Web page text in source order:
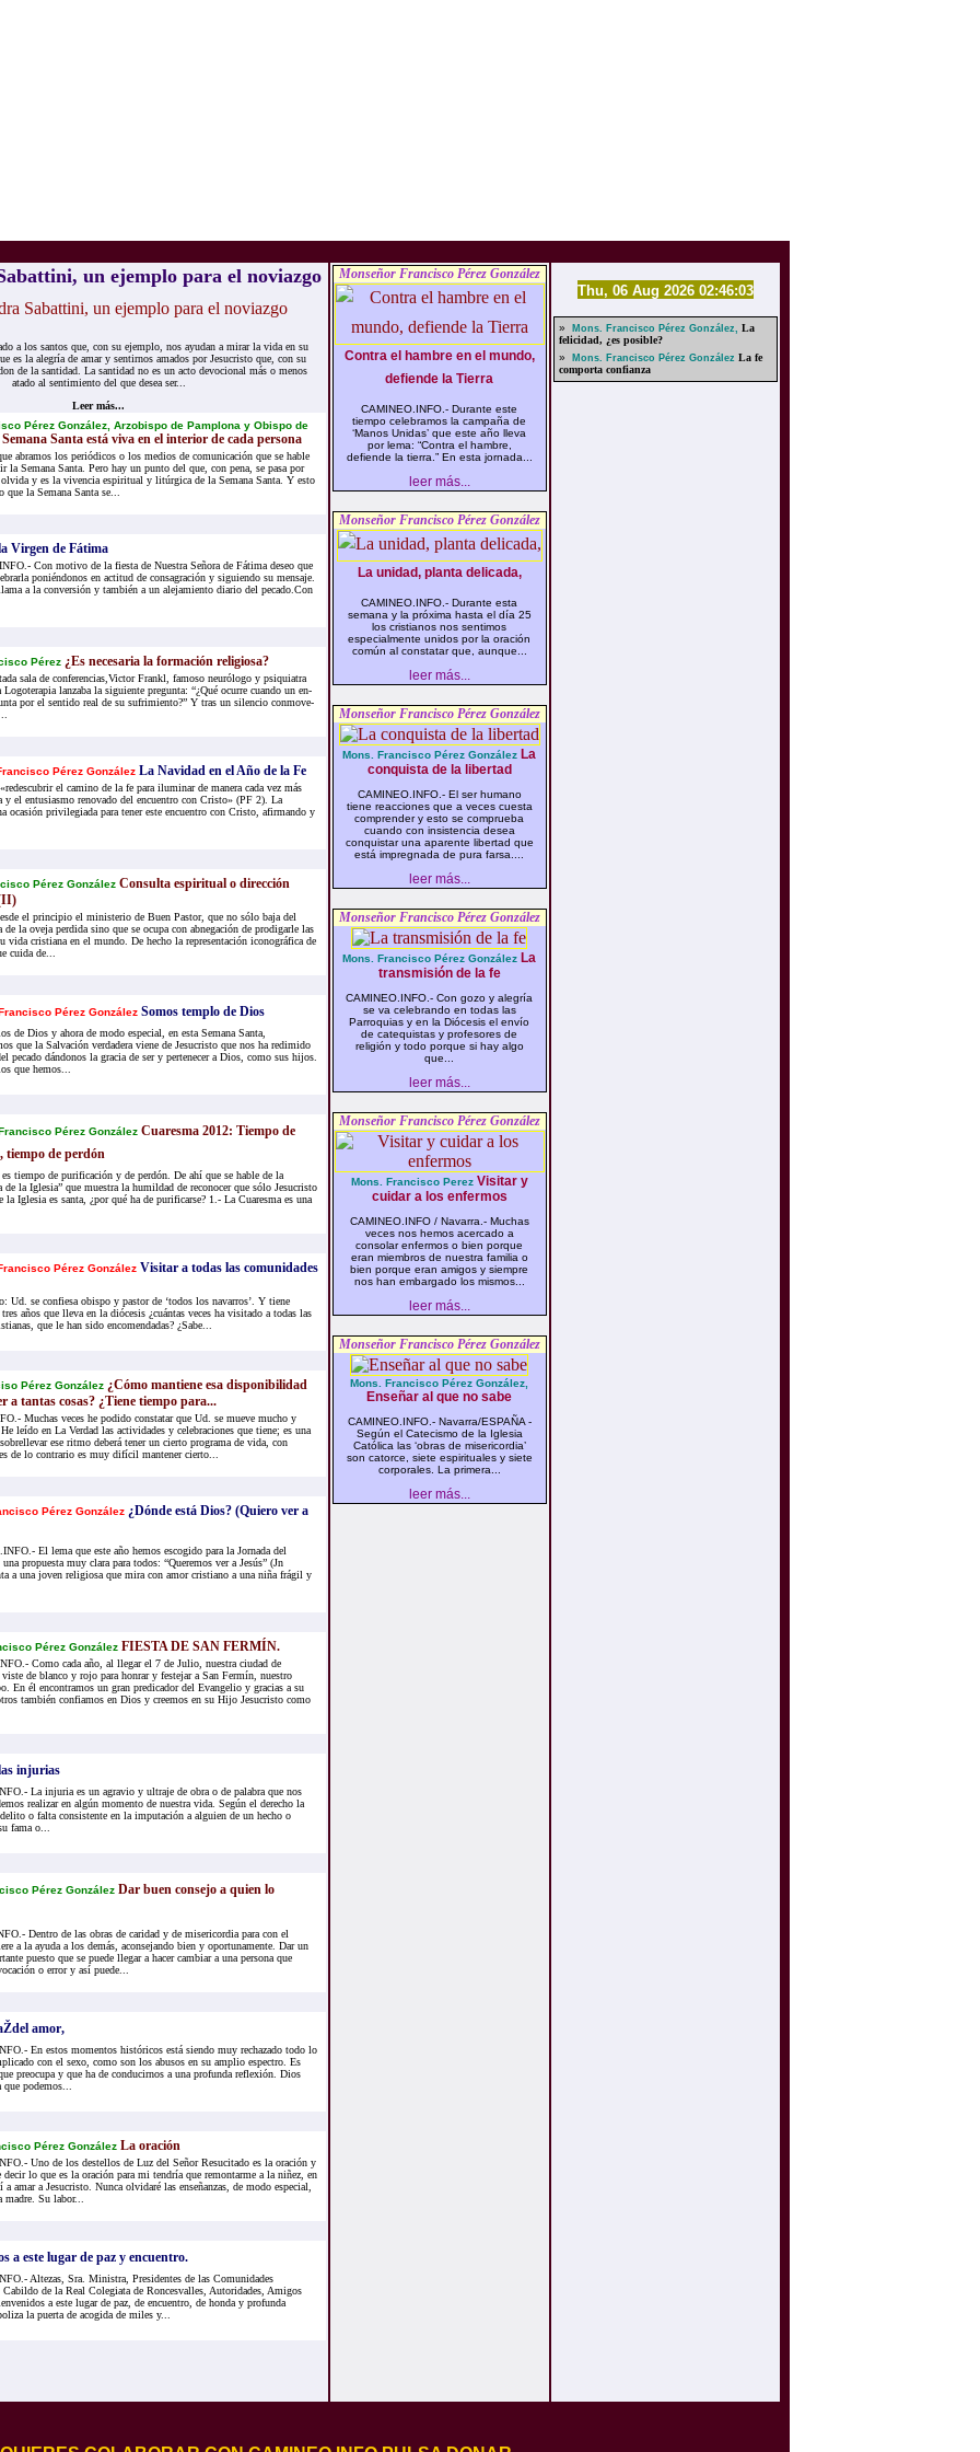
un ejemplo para el noviazgo
a los santos que, con su ejemplo, nos ayudan a mirar la vida en su
es la alegría de amar y sentirnos amados por Jesucristo que, con su
de la santidad. La santidad no es un acto devocional más o menos
atado al sentimiento del que desea ser...
Leer más...
Pérez González, Arzobispo de Pamplona y Obispo de
Santa está viva en el interior de cada persona
abramos los periódicos o los medios de comunicación que se hable
la Semana Santa. Pero hay un punto del que, con pena, se pasa por
y es la vivencia espiritual y litúrgica de la Semana Santa. Y esto
la Semana Santa se...
Virgen de Fátima
Con motivo de la fiesta de Nuestra Señora de Fátima deseo que
poniéndonos en actitud de consagración y siguiendo su mensaje.
a la conversión y también a un alejamiento diario del pecado.Con
Pé­rez ¿Es ne­ce­sa­ria la for­ma­ción re­li­gio­sa?
sala de con­fe­ren­cias,Vic­tor Frankl, fa­mo­so neu­ró­lo­go y psi­quia­tra
Lo­go­te­ra­pia lan­za­ba la si­guien­te pre­gun­ta: “¿Qué ocu­rre cuan­do un en­
por el sen­ti­do real de su su­fri­mien­to?” Y tras un si­len­cio con­mo­ve­
Pérez GonzálezLa Navidad en el Año de la Fe
el camino de la fe para iluminar de manera cada vez más
y el entusiasmo renovado del encuentro con Cristo» (PF 2). La
ocasión privilegiada para tener este encuentro con Cristo, afirmando y
Pérez GonzálezConsulta espiritual o dirección
el principio el ministerio de Buen Pastor, que no sólo baja del
de la oveja perdida sino que se ocupa con abnegación de prodigarle las
vida cristiana en el mundo. De hecho la representación iconográfica de
cuida de...
Pérez GonzálezSomos templo de Dios
de Dios y ahora de modo especial, en esta Semana Santa,
que la Salvación verdadera viene de Jesucristo que nos ha redimido
pecado dándonos la gracia de ser y pertenecer a Dios, como sus hijos.
que hemos...
Pérez GonzálezCuaresma 2012: Tiempo de
tiempo de perdón
es tiempo de purificación y de perdón. De ahí que se hable de la
la Iglesia” que muestra la humildad de reconocer que sólo Jesucristo
Iglesia es santa, ¿por qué ha de purificarse? 1.- La Cuaresma es una
Pérez GonzálezVisitar a todas las comunidades
Ud. se confiesa obispo y pastor de ‘todos los navarros’. Y tiene
años que lleva en la diócesis ¿cuántas veces ha visitado a todas las
que le han sido encomendadas? ¿Sabe...
Pérez González¿Cómo mantiene esa disponibilidad
a tantas cosas? ¿Tiene tiempo para...
Muchas veces he podido constatar que Ud. se mueve mucho y
leído en La Verdad las actividades y celebraciones que tiene; es una
ese ritmo deberá tener un cierto programa de vida, con
de lo contrario es muy difícil mantener cierto...
Pérez González¿Dónde está Dios? (Quiero ver a
El lema que este año hemos escogido para la Jornada del
propuesta muy clara para todos: “Queremos ver a Jesús” (Jn
a una joven religiosa que mira con amor cristiano a una niña frágil y
Pérez GonzálezFIESTA DE SAN FERMÍN.
Como cada año, al llegar el 7 de Julio, nuestra ciudad de
de blanco y rojo para honrar y festejar a San Fermín, nuestro
En él encontramos un gran predicador del Evangelio y gracias a su
también confiamos en Dios y creemos en su Hijo Jesucristo como
injurias
La injuria es un agravio y ultraje de obra o de palabra que nos
realizar en algún momento de nuestra vida. Según el derecho la
o falta consistente en la imputación a alguien de un hecho o
fama o...
Pérez González Dar buen consejo a quien lo
Dentro de las obras de caridad y de misericordia para con el
a la ayuda a los demás, aconsejando bien y oportunamente. Dar un
puesto que se puede llegar a hacer cambiar a una persona que
o error y así puede...
amor,
En estos momentos históricos está siendo muy rechazado todo lo
con el sexo, como son los abusos en su amplio espectro. Es
preocupa y que ha de conducirnos a una profunda reflexión. Dios
podemos...
Pérez GonzálezLa oración
Uno de los destellos de Luz del Señor Resucitado es la oración y
lo que es la oración para mi tendría que remontarme a la niñez, en
a amar a Jesucristo. Nunca olvidaré las enseñanzas, de modo especial,
Su labor...
a este lugar de paz y encuentro.
Altezas, Sra. Ministra, Presidentes de las Comunidades
Cabildo de la Real Colegiata de Roncesvalles, Autoridades, Amigos
a este lugar de paz, de encuentro, de honda y profunda
la puerta de acogida de miles y...
Monseñor Francisco Pérez González
Contra el hambre en el mundo,
defiende la Tierra
CAMINEO.INFO.- Durante este
tiempo celebramos la campaña de
‘Manos Unidas’ que este año lleva
por lema: “Contra el hambre,
defiende la tierra.” En esta jornada...
leer más...
Monseñor Francisco Pérez González
La unidad, planta delicada,
CAMINEO.INFO.- Durante esta
semana y la próxima hasta el día 25
los cristianos nos sentimos
especialmente unidos por la oración
común al constatar que, aunque...
leer más...
Monseñor Francisco Pérez González
Mons. Francisco Pérez González La
conquista de la libertad
CAMINEO.INFO.- El ser humano
tiene reacciones que a veces cuesta
comprender y esto se comprueba
cuando con insistencia desea
conquistar una aparente libertad que
está impregnada de pura farsa....
leer más...
Monseñor Francisco Pérez González
Mons. Francisco Pérez González La
transmisión de la fe
CAMINEO.INFO.- Con gozo y alegría
se va celebrando en todas las
Parroquias y en la Diócesis el envío
de catequistas y profesores de
religión y todo porque si hay algo
que...
leer más...
Monseñor Francisco Pérez González
Mons. Francisco Perez Visitar y
cuidar a los enfermos
CAMINEO.INFO / Navarra.- Muchas
veces nos hemos acercado a
consolar enfermos o bien porque
eran miembros de nuestra familia o
bien porque eran amigos y siempre
nos han embargado los mismos...
leer más...
Monseñor Francisco Pérez González
Mons. Francisco Pérez González,
Enseñar al que no sabe
CAMINEO.INFO.- Navarra/ESPAÑA -
Según el Catecismo de la Iglesia
Católica las ‘obras de misericordia’
son catorce, siete espirituales y siete
corporales. La primera...
leer más...
Thu, 06 Aug 2026 02:46:03
» Mons. Francisco Pérez González, La
felicidad, ¿es posible?
»
Mons. Francisco Pérez González La fe
comporta confianza